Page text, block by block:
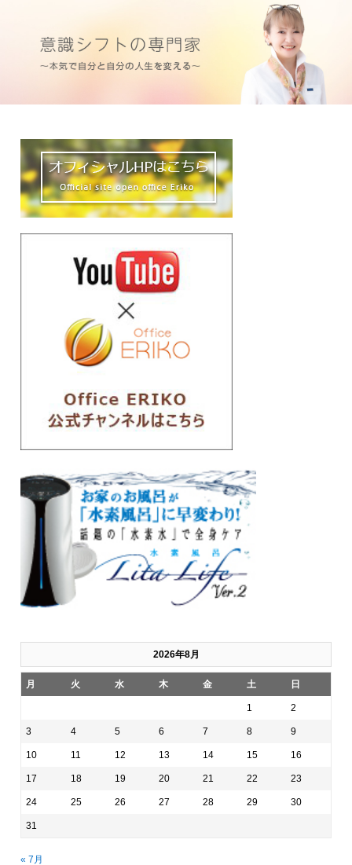
2026年8月
月 火 水 木 金 土 日
1 2
3 4 5 6 7 8 9
10 11 12 13 14 15 16
17 18 19 20 21 22 23
24 25 26 27 28 29 30
31
« 7月